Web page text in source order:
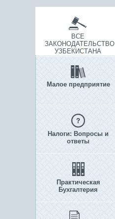
ВСЕ
ЗАКОНОДАТЕЛЬСТВО
УЗБЕКИСТАНА
Малое предприятие
Налоги: Вопросы и
ответы
Практическая
Бухгалтерия